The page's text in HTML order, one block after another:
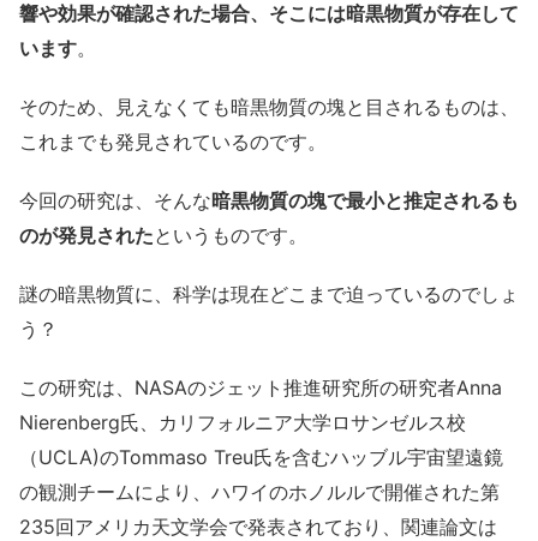
響や効果が確認された場合、そこには暗黒物質が存在して
います。
そのため、見えなくても暗黒物質の塊と目されるものは、
これまでも発見されているのです。
今回の研究は、そんな暗黒物質の塊で最小と推定されるも
のが発見されたというものです。
謎の暗黒物質に、科学は現在どこまで迫っているのでしょ
う？
この研究は、NASAのジェット推進研究所の研究者Anna
Nierenberg氏、カリフォルニア大学ロサンゼルス校
（UCLA)のTommaso Treu氏を含むハッブル宇宙望遠鏡
の観測チームにより、ハワイのホノルルで開催された第
235回アメリカ天文学会で発表されており、関連論文は